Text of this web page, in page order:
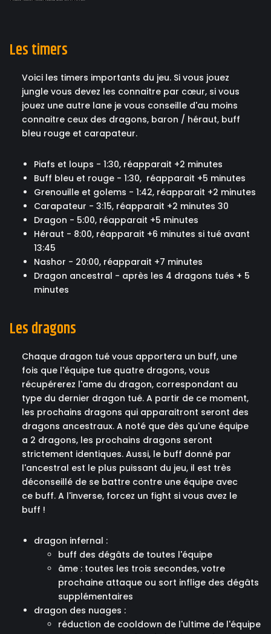
Les timers
Voici les timers importants du jeu. Si vous jouez
jungle vous devez les connaitre par cœur, si vous
jouez une autre lane je vous conseille d'au moins
connaitre ceux des dragons, baron / héraut, buff
bleu rouge et carapateur.
Piafs et loups - 1:30, réapparait +2 minutes
Buff bleu et rouge - 1:30, réapparait +5 minutes
Grenouille et golems - 1:42, réapparait +2 minutes
Carapateur - 3:15, réapparait +2 minutes 30
Dragon - 5:00, réapparait +5 minutes
Héraut - 8:00, réapparait +6 minutes si tué avant
13:45
Nashor - 20:00, réapparait +7 minutes
Dragon ancestral - après les 4 dragons tués + 5
minutes
Les dragons
Chaque dragon tué vous apportera un buff, une
fois que l'équipe tue quatre dragons, vous
récupérerez l'ame du dragon, correspondant au
type du dernier dragon tué. A partir de ce moment,
les prochains dragons qui apparaitront seront des
dragons ancestraux. A noté que dès qu'une équipe
a 2 dragons, les prochains dragons seront
strictement identiques. Aussi, le buff donné par
l'ancestral est le plus puissant du jeu, il est très
déconseillé de se battre contre une équipe avec
ce buff. A l'inverse, forcez un fight si vous avez le
buff !
dragon infernal :
buff des dégâts de toutes l'équipe
âme : toutes les trois secondes, votre
prochaine attaque ou sort inflige des dégâts
supplémentaires
dragon des nuages :
réduction de cooldown de l'ultime de l'équipe